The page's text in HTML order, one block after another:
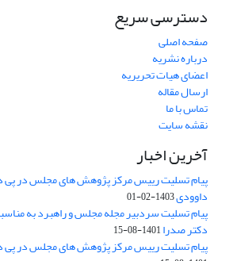
دسترسی سریع
صفحه اصلی
درباره نشریه
اعضای هیات تحریریه
ارسال مقاله
تماس با ما
نقشه سایت
آخرین اخبار
پیام تسلیت رییس مرکز پژوهش های مجلس در
داوودی1403-02-01
پیام تسلیت سردبیر مجله مجلس و راهبرد به
دکتر صدرا1401-08-15
پیام تسلیت رییس مرکز پژوهش های مجلس در